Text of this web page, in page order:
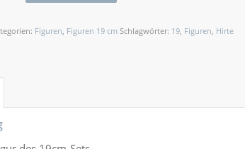
Figuren, Figuren 19 cm Schlagwörter: 19, Figuren, Hirte